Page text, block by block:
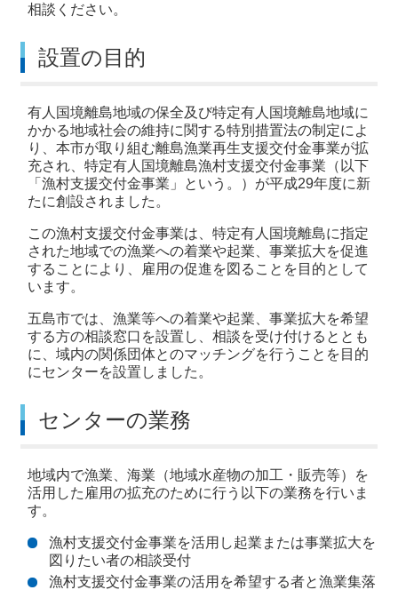
相談ください。
設置の目的
有人国境離島地域の保全及び特定有人国境離島地域に
かかる地域社会の維持に関する特別措置法の制定によ
り、本市が取り組む離島漁業再生支援交付金事業が拡
充され、特定有人国境離島漁村支援交付金事業（以下
「漁村支援交付金事業」という。）が平成29年度に新
たに創設されました。
この漁村支援交付金事業は、特定有人国境離島に指定
された地域での漁業への着業や起業、事業拡大を促進
することにより、雇用の促進を図ることを目的として
います。
五島市では、漁業等への着業や起業、事業拡大を希望
する方の相談窓口を設置し、相談を受け付けるととも
に、域内の関係団体とのマッチングを行うことを目的
にセンターを設置しました。
センターの業務
地域内で漁業、海業（地域水産物の加工・販売等）を
活用した雇用の拡充のために行う以下の業務を行いま
す。
漁村支援交付金事業を活用し起業または事業拡大を
図りたい者の相談受付
漁村支援交付金事業の活用を希望する者と漁業集落